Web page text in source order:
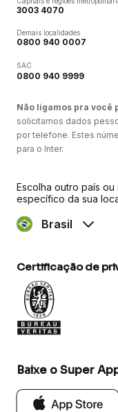
3003 4070
Demais localidades
0800 940 0007
SAC
0800 940 9999
Não ligamos pra você
solicitamos dados
por telefone. Estes
para o Inter.
Escolha outro país
específico da sua
Brasil
Certificação de
Baixe o Super